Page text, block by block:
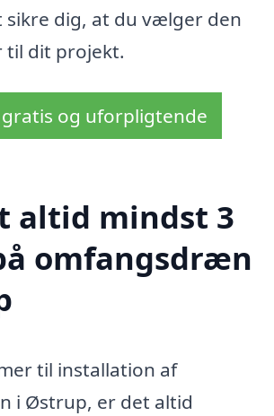
dig, at du vælger den
dit projekt.
gratis og uforpligtende
altid mindst 3
omfangsdræn
til installation af
i Østrup, er det altid